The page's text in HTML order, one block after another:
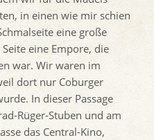
in einen wie mir schien
eine große
eine Empore, die
war. Wir waren im
dort nur Coburger
In dieser Passage
Rüger-Stuben und am
das Central-Kino,